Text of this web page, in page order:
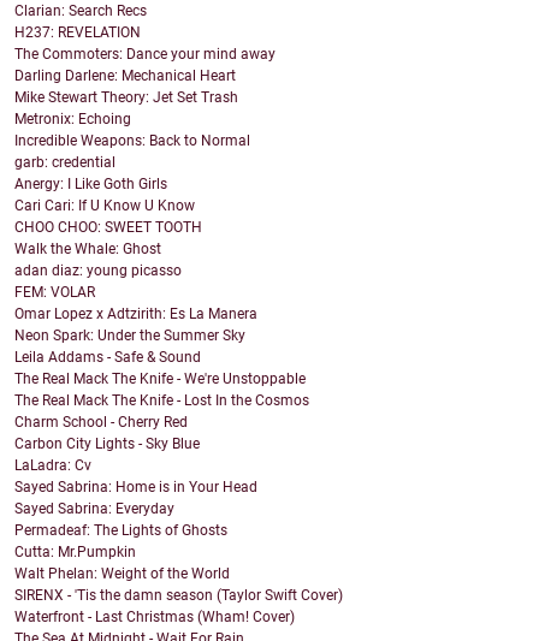
Clarian: Search Recs
H237: REVELATION
The Commoters: Dance your mind away
Darling Darlene: Mechanical Heart
Mike Stewart Theory: Jet Set Trash
Metronix: Echoing
Incredible Weapons: Back to Normal
garb: credential
Anergy: I Like Goth Girls
Cari Cari: If U Know U Know
CHOO CHOO: SWEET TOOTH
Walk the Whale: Ghost
adan diaz: young picasso
FEM: VOLAR
Omar Lopez x Adtzirith: Es La Manera
Neon Spark: Under the Summer Sky
Leila Addams - Safe & Sound
The Real Mack The Knife - We're Unstoppable
The Real Mack The Knife - Lost In the Cosmos
Charm School - Cherry Red
Carbon City Lights - Sky Blue
LaLadra: Cv
Sayed Sabrina: Home is in Your Head
Sayed Sabrina: Everyday
Permadeaf: The Lights of Ghosts
Cutta: Mr.Pumpkin
Walt Phelan: Weight of the World
SIRENX - 'Tis the damn season (Taylor Swift Cover)
Waterfront - Last Christmas (Wham! Cover)